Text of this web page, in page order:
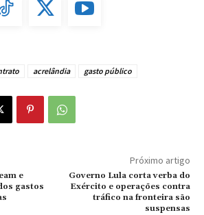
acrelândia gasto público
e
gastos
Próximo artigo
Governo Lula corta verba do
Exército e operações contra
tráfico na fronteira são
suspensas